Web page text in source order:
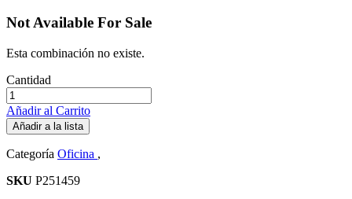
Not Available For Sale
Esta combinación no existe.
Cantidad
Añadir al Carrito
Añadir a la lista
Categoría Oficina ,
SKU P251459